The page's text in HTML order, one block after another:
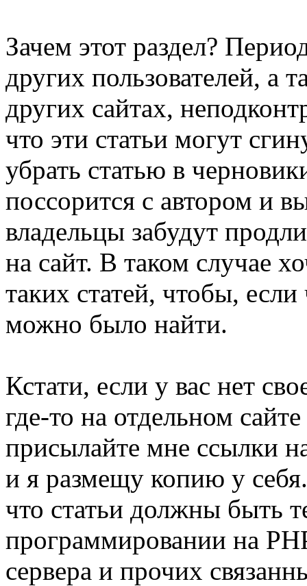
Зачем этот раздел?
других пользователей, а
других сайтах,
что эти статьи могут
убрать статью в
поссорится с автором и
владельцы забудут
на сайт. В таком случае
таких статей, чтобы,
можно было найти.
Кстати, если у вас нет
где-то на отдельном
присылайте мне ссылки
и я размещу копию у
что статьи должны быть
программировании на
сервера и прочих